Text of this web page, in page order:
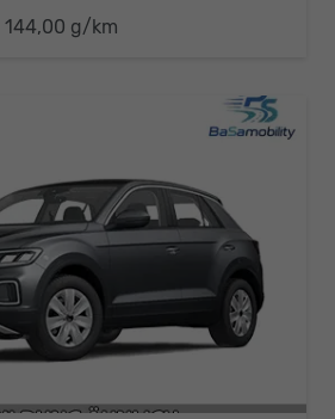
144,00 g/km